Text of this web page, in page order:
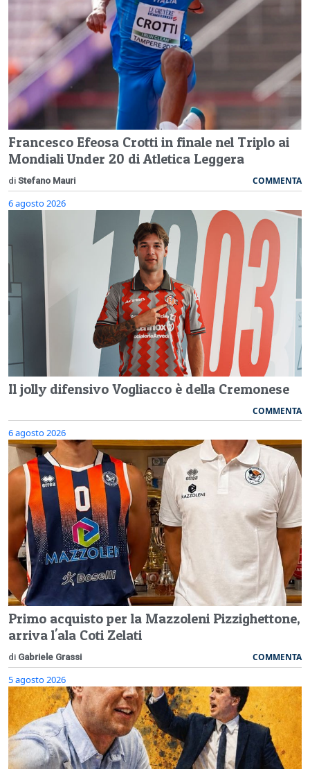
Francesco Efeosa Crotti in finale nel Triplo ai
Mondiali Under 20 di Atletica Leggera
di Stefano Mauri COMMENTA
6 agosto 2026
Il jolly difensivo Vogliacco è della Cremonese
COMMENTA
6 agosto 2026
Primo acquisto per la Mazzoleni Pizzighettone,
arriva l'ala Coti Zelati
di Gabriele Grassi COMMENTA
5 agosto 2026